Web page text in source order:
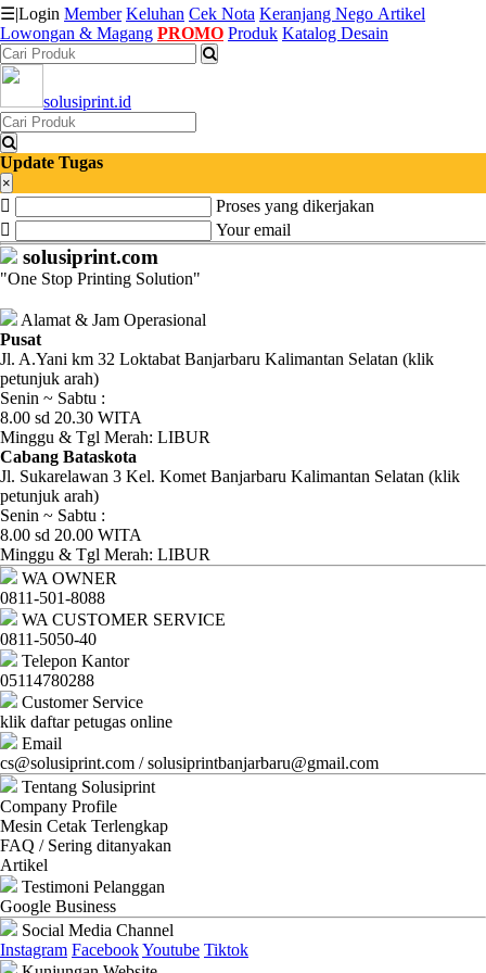
Katalog
Produk
Petugas
Riwayat
Transaksi
Tagihan
Berjalan
Pembayaran
Pendapatan
Fee
Ganti
Password
Logout
☰|Login Member Keluhan Cek Nota Keranjang Nego Artikel
Lowongan & Magang PROMO Produk Katalog Desain
solusiprint.id
Update Tugas
×
Proses yang dikerjakan
Your email
solusiprint.com
"One Stop Printing Solution"
Alamat & Jam Operasional
Pusat
Jl. A.Yani km 32 Loktabat Banjarbaru Kalimantan Selatan (klik
petunjuk arah)
Senin ~ Sabtu :
8.00 sd 20.30 WITA
Minggu & Tgl Merah: LIBUR
Cabang Bataskota
Jl. Sukarelawan 3 Kel. Komet Banjarbaru Kalimantan Selatan (klik
petunjuk arah)
Senin ~ Sabtu :
8.00 sd 20.00 WITA
Minggu & Tgl Merah: LIBUR
WA OWNER
0811-501-8088
WA CUSTOMER SERVICE
0811-5050-40
Telepon Kantor
05114780288
Customer Service
klik daftar petugas online
Email
cs@solusiprint.com / solusiprintbanjarbaru@gmail.com
Tentang Solusiprint
Company Profile
Mesin Cetak Terlengkap
FAQ / Sering ditanyakan
Artikel
Testimoni Pelanggan
Google Business
Social Media Channel
Instagram FacebookYoutube Tiktok